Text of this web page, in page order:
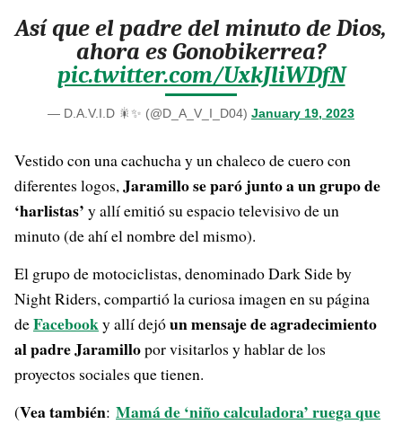
Así que el padre del minuto de Dios,
ahora es Gonobikerrea?
pic.twitter.com/UxkJliWDfN
— D.A.V.I.D 🎇✨ (@D_A_V_I_D04) January 19, 2023
Vestido con una cachucha y un chaleco de cuero con
diferentes logos,Jaramillo se paró junto a un grupo de
‘harlistas’ y allí emitió su espacio televisivo de un
minuto (de ahí el nombre del mismo).
El grupo de motociclistas, denominado Dark Side by
Night Riders, compartió la curiosa imagen en su página
deFacebooky allí dejóun mensaje de agradecimiento
al padre Jaramillopor visitarlos y hablar de los
proyectos sociales que tienen.
(Vea también: Mamá de ‘niño calculadora’ ruega que